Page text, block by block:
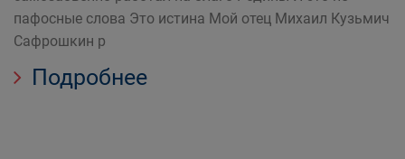
пафосные слова Это истина Мой отец Михаил Кузьмич
Сафрошкин р
Подробнее